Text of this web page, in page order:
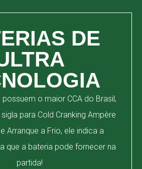
DE
possuem o maior CCA do Brasil,
para Cold Cranking Ampère
Arranque a Frio, ele indica a
que a bateria pode fornecer na
partida!